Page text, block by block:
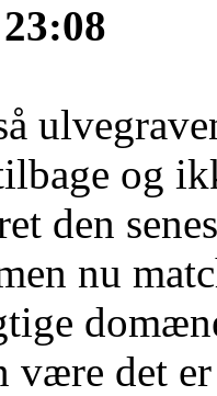
og
den
nu
være det